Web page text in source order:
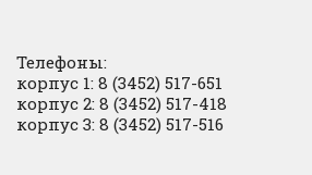
Телефоны:
корпус 1: 8 (3452) 517-651
корпус 2: 8 (3452) 517-418
корпус 3: 8 (3452) 517-516